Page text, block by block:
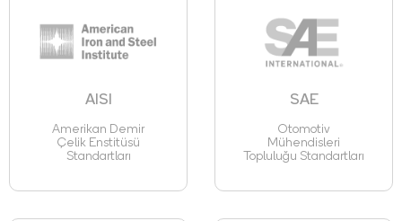
AISI
Amerikan Demir
Çelik Enstitüsü
Standartları
SAE
Otomotiv
Mühendisleri
Topluluğu Standartları